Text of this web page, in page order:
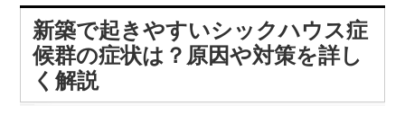
新築で起きやすいシックハウス症
候群の症状は？原因や対策を詳し
く解説